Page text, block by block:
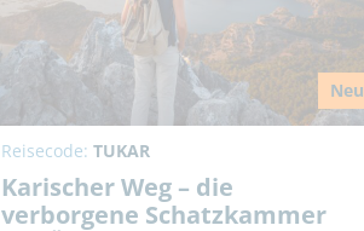
Neu
Reisecode: TUKAR
Karischer Weg – die
verborgene Schatzkammer